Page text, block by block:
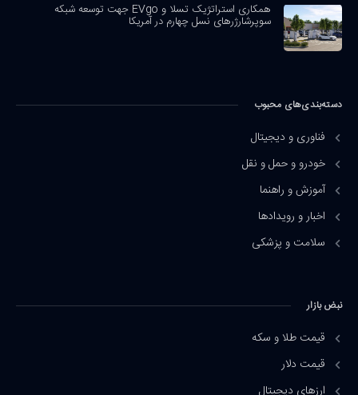
همکاری استراتژیک تسلا و EVgo جهت توسعه شبکه
سوپرشارژرهای نسل چهارم در آمریکا
دسته‌بندی‌های محبوب
فناوری و دیجیتال
خودرو و حمل و نقل
آموزش و راهنما
اخبار و رویدادها
سلامت و پزشکی
نبض بازار
قیمت طلا و سکه
قیمت دلار